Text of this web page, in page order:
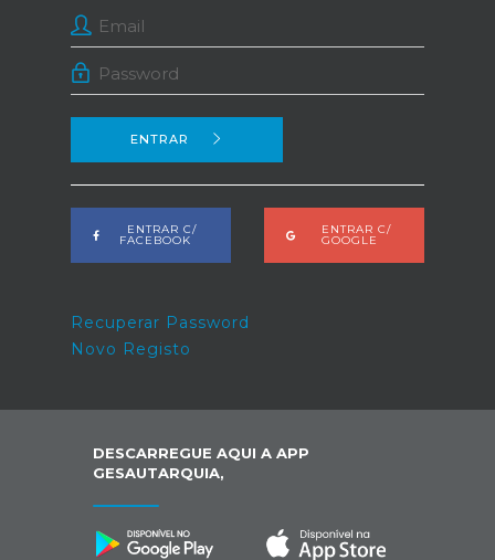
ENTRAR
ENTRAR C/
FACEBOOK
ENTRAR C/
GOOGLE
Recuperar Password
Novo Registo
DESCARREGUE AQUI A APP
GESAUTARQUIA,